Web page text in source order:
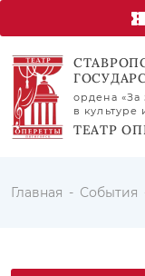
ордена «За
в культуре
ТЕАТР
Главная События